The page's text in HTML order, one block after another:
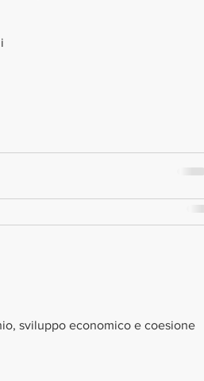
sviluppo economico e coesione